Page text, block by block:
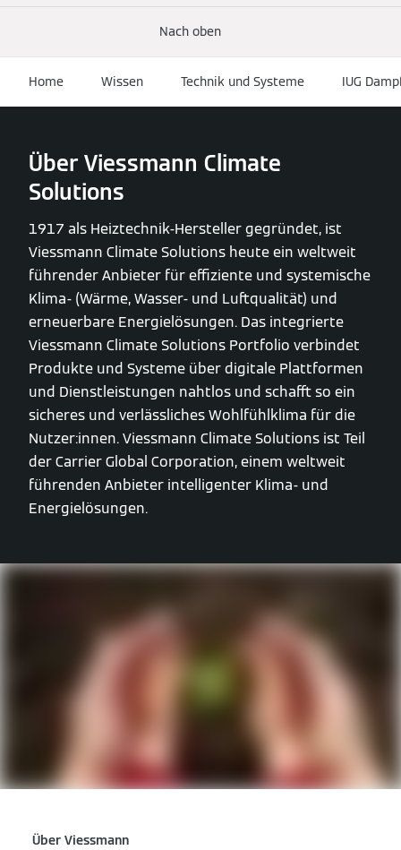
Nach oben
Home Wissen Technik und Systeme IUG
Über Viessmann Climate
Solutions
1917 als Heiztechnik-Hersteller gegründet, ist
Viessmann Climate Solutions heute ein weltweit
führender Anbieter für effiziente und systemische
Klima- (Wärme, Wasser- und Luftqualität) und
erneuerbare Energielösungen. Das integrierte
Viessmann Climate Solutions Portfolio verbindet
Produkte und Systeme über digitale Plattformen
und Dienstleistungen nahtlos und schafft so ein
sicheres und verlässliches Wohlfühlklima für die
Nutzer:innen. Viessmann Climate Solutions ist Teil
der Carrier Global Corporation, einem weltweit
führenden Anbieter intelligenter Klima- und
Energielösungen.
Über Viessmann